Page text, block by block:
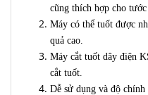
cũng thích hợp cho
Máy có thể tuốt được
quả cao.
Máy cắt tuốt dây điện
cắt tuốt.
Dễ sử dụng và độ chính